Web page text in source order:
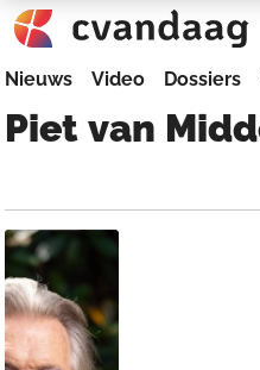
Nieuws Video Dossiers
Piet van